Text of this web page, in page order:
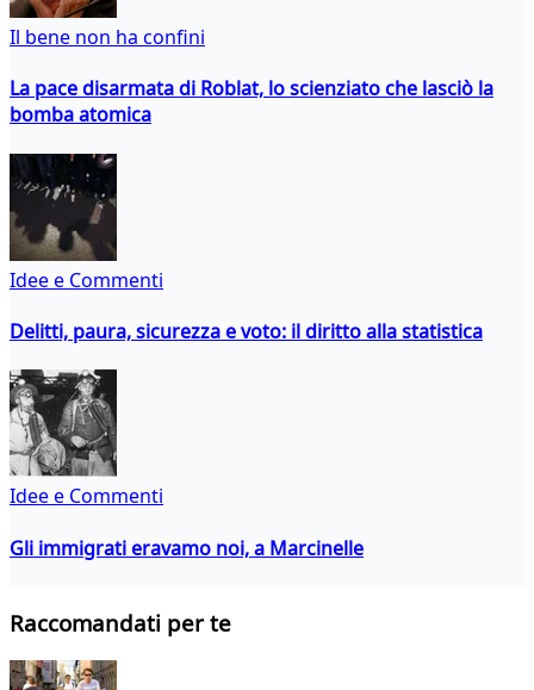
Il bene non ha confini
La pace disarmata di Roblat, lo scienziato che lasciò la
bomba atomica
Idee e Commenti
Delitti, paura, sicurezza e voto: il diritto alla statistica
Idee e Commenti
Gli immigrati eravamo noi, a Marcinelle
Raccomandati per te